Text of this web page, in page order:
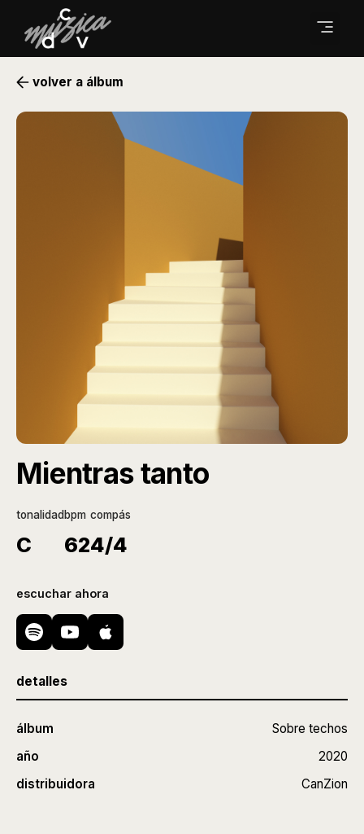
volver a álbum
detalles
álbum
Sobre techos
año
2020
distribuidora
CanZion
Mientras tanto
tonalidad
C
bpm
62
compás
4/4
escuchar ahora